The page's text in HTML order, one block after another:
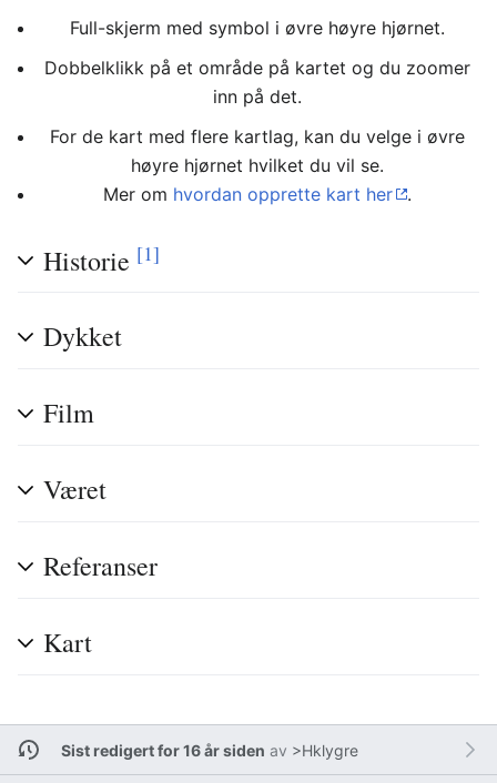
Full-skjerm med symbol i øvre høyre hjørnet.
Dobbelklikk på et område på kartet og du zoomer
inn på det.
For de kart med flere kartlag, kan du velge i øvre
høyre hjørnet hvilket du vil se.
Mer om hvordan opprette kart her .
Historie [1]
Dykket
Film
Været
Referanser
Kart
Sist redigert for 16 år siden av >Hklygre